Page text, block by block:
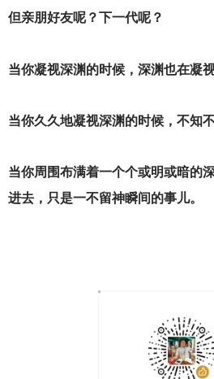
但亲朋好友呢？下一代呢？
当你凝视深渊的时候，深渊也在凝视
当你久久地凝视深渊的时候，不知
当你周围布满着一个个或明或暗的
进去，只是一不留神瞬间的事儿。